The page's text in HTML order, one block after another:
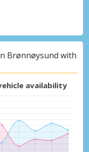
Brønnøysund with
availability